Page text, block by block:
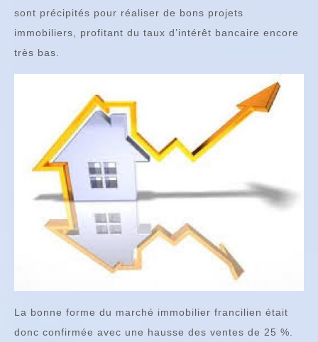
sont précipités pour réaliser de bons projets
immobiliers, profitant du taux d’intérêt bancaire encore
très bas.
La bonne forme du marché immobilier francilien était
donc confirmée avec une hausse des ventes de 25 %.